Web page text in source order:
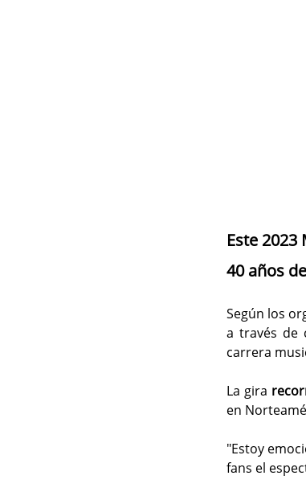
Este
40 años
Según los
a través de
carrera
La gira
en
"Estoy
fans el